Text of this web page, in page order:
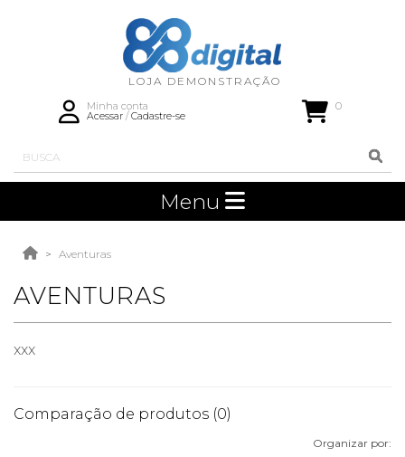
Minha conta
Acessar/Cadastre-se
0
Menu
Aventuras
AVENTURAS
xxx
Comparação de produtos (0)
Organizar por: